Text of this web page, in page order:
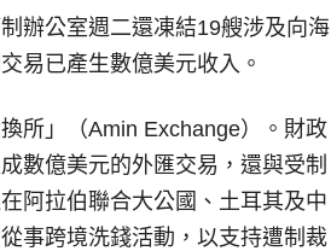
辦公室週二還凍結19艘涉及向海
易已產生數億美元收入。
所」（Amin Exchange）。財政
數億美元的外匯交易，還與受制
阿拉伯聯合大公國、土耳其及中
事跨境洗錢活動，以支持遭制裁